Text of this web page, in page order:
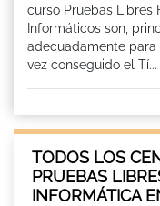
curso Pruebas Libres
Informáticos son,
adecuadamente para
vez conseguido el Tí...
TODOS LOS
PRUEBAS
INFORMÁTICA